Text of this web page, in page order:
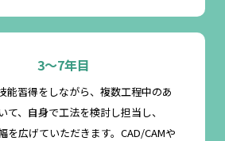
3〜7年目
能習得をしながら、複数工程中のあ
て、自身で工法を検討し担当し、
を広げていただきます。CAD/CAMや